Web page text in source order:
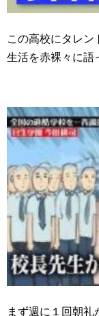
この高校にタレン
生活を赤裸々に語
まず週に１回朝